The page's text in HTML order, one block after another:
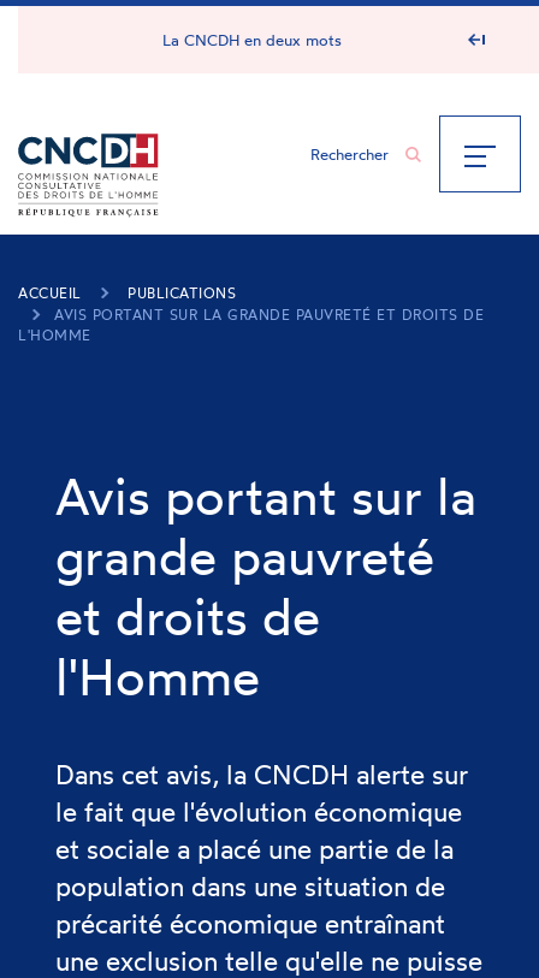
Panneau de gestion des cookies
La CNCDH en deux mots
ACCUEIL
PUBLICATIONS
AVIS PORTANT SUR LA GRANDE PAUVRETÉ ET DROITS DE
L'HOMME
Avis portant sur la
grande pauvreté
et droits de
l'Homme
Dans cet avis, la CNCDH alerte sur
le fait que l'évolution économique
et sociale a placé une partie de la
population dans une situation de
précarité économique entraînant
une exclusion telle qu'elle ne puisse